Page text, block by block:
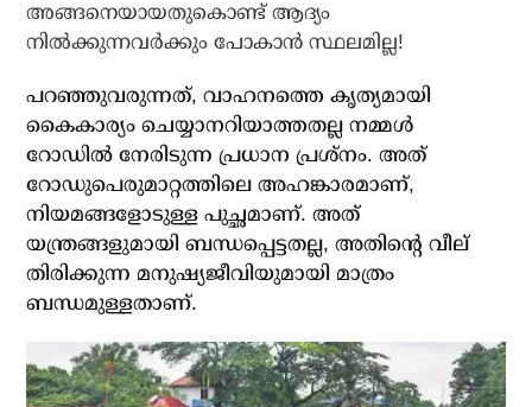
അങ്ങനെയായതുകൊണ്ട് ആദ്യം
നില്‍ക്കുന്നവര്‍ക്കും പോകാന്‍ സ്ഥലമില്ല!
പറഞ്ഞുവരുന്നത്, വാഹനത്തെ കൃത്യമായി
കൈകാര്യം ചെയ്യാനറിയാത്തതല്ല നമ്മള്‍
റോഡില്‍ നേരിടുന്ന പ്രധാന പ്രശ്‌നം. അത്
റോഡുപെരുമാറ്റത്തിലെ അഹങ്കാരമാണ്,
നിയമങ്ങളോടുള്ള പുച്ഛമാണ്. അത്
യന്ത്രങ്ങളുമായി ബന്ധപ്പെട്ടതല്ല, അതിന്റെ വീല്
തിരിക്കുന്ന മനുഷ്യജീവിയുമായി മാത്രം
ബന്ധമുള്ളതാണ്.